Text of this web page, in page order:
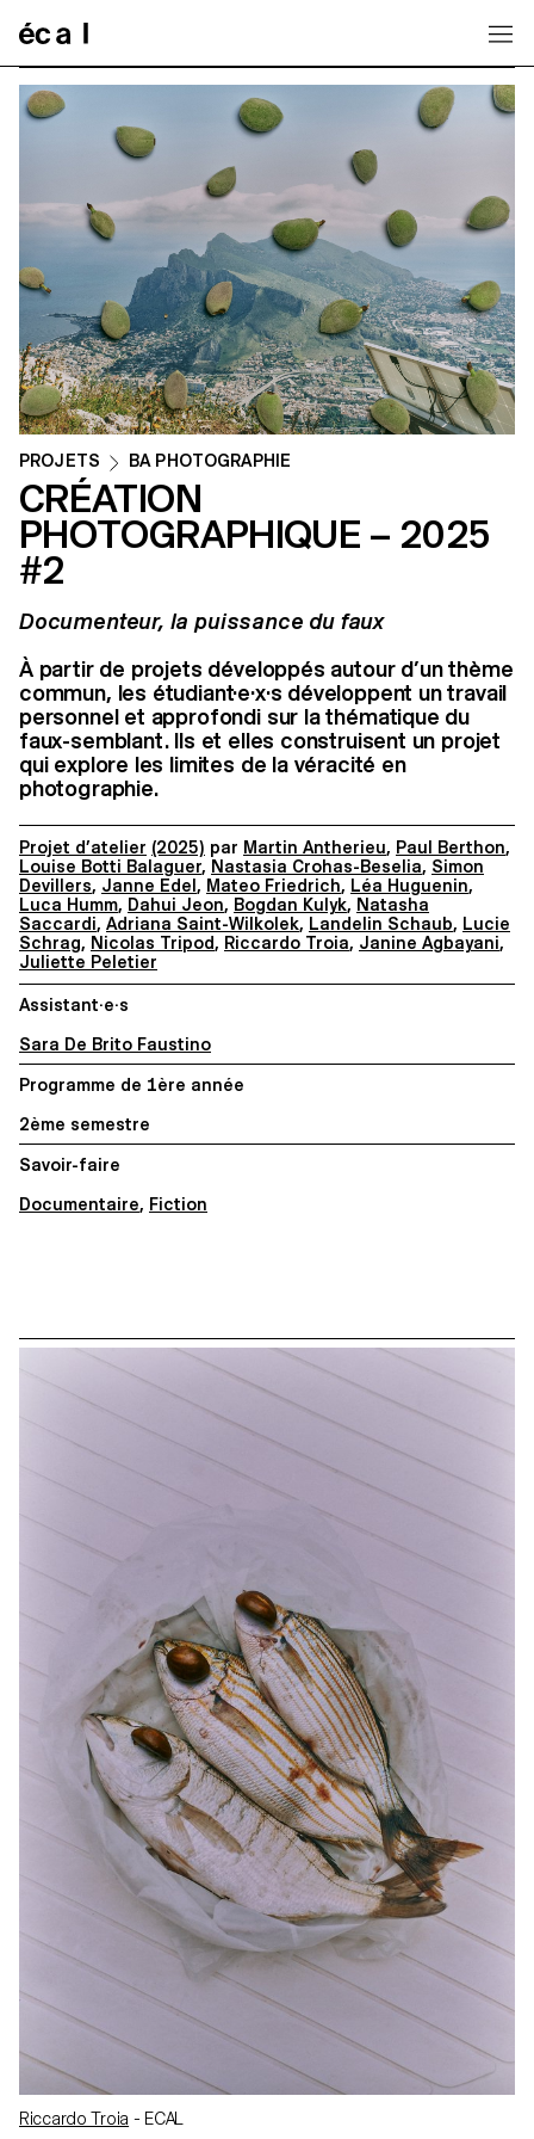
PROJETS BA PHOTOGRAPHIE
CRÉATION
PHOTOGRAPHIQUE – 2025
#2
Documenteur, la puissance du faux
À partir de projets développés autour d’un thème
commun, les étudiant·e·x·s développent un travail
personnel et approfondi sur la thématique du
faux-semblant. Ils et elles construisent un projet
qui explore les limites de la véracité en
photographie.
Projet d’atelier (2025) par Martin Antherieu, Paul Berthon,
Louise Botti Balaguer, Nastasia Crohas-Beselia, Simon
Devillers, Janne Edel , Mateo Friedrich, Léa Huguenin,
Luca Humm, Dahui Jeon, Bogdan Kulyk, Natasha
Saccardi, Adriana Saint-Wilkolek, Landelin Schaub, Lucie
Schrag, Nicolas Tripod, Riccardo Troia, Janine Agbayani,
Juliette Peletier
Assistant·e·s
Sara De Brito Faustino
Programme de 1ère année
2ème semestre
Savoir-faire
Documentaire, Fiction
Riccardo Troia - ECAL